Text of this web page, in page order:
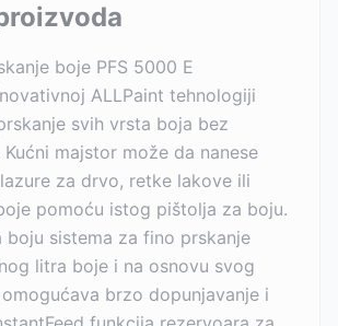
boje PFS 5000 E
ALLPaint tehnologiji
svih vrsta boja bez
majstor može da nanese
za drvo, retke lakove ili
pomoću istog pištolja za boju.
boju sistema za fino prskanje
litra boje i na osnovu svog
omogućava brzo dopunjavanje i